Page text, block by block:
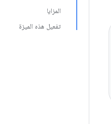
المزايا
تفعيل هذه الميزة